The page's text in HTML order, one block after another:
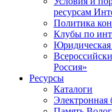
ресурсам
Политика
Клубы по
Россия»
Ресурсы
Каталоги
Электронная